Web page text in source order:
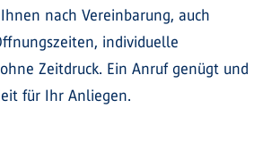
nach Vereinbarung, auch
individuelle
Zeitdruck. Ein Anruf genügt und
für Ihr Anliegen.